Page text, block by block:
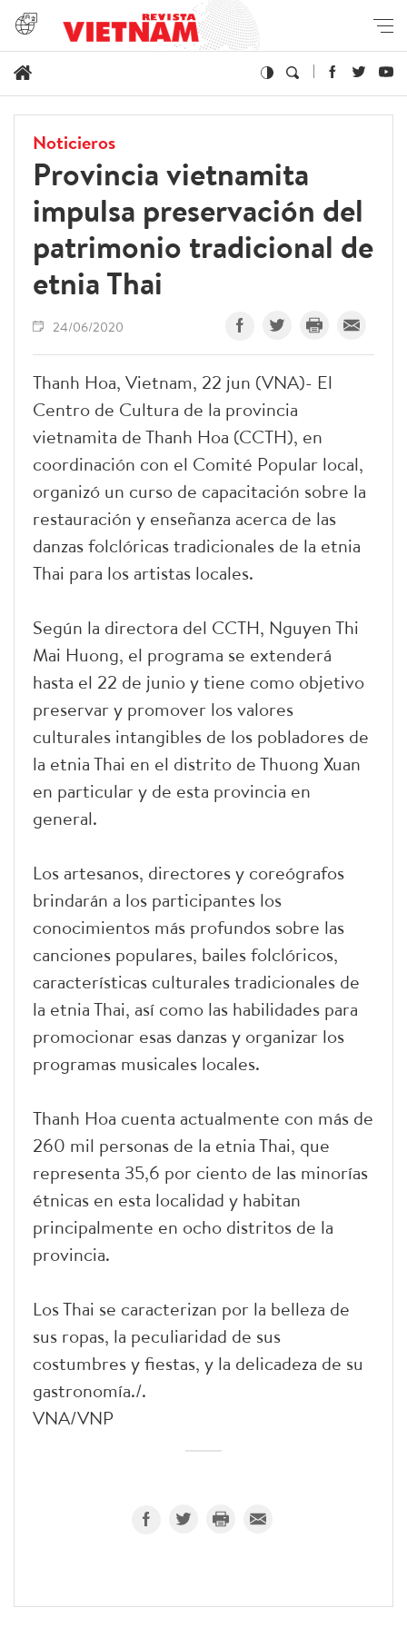
Noticieros
Provincia vietnamita
impulsa preservación del
patrimonio tradicional de
etnia Thai
24/06/2020
Thanh Hoa, Vietnam, 22 jun (VNA)- El
Centro de Cultura de la provincia
vietnamita de Thanh Hoa (CCTH), en
coordinación con el Comité Popular local,
organizó un curso de capacitación sobre la
restauración y enseñanza acerca de las
danzas folclóricas tradicionales de la etnia
Thai para los artistas locales.
Según la directora del CCTH, Nguyen Thi
Mai Huong, el programa se extenderá
hasta el 22 de junio y tiene como objetivo
preservar y promover los valores
culturales intangibles de los pobladores de
la etnia Thai en el distrito de Thuong Xuan
en particular y de esta provincia en
general.
Los artesanos, directores y coreógrafos
brindarán a los participantes los
conocimientos más profundos sobre las
canciones populares, bailes folclóricos,
características culturales tradicionales de
la etnia Thai, así como las habilidades para
promocionar esas danzas y organizar los
programas musicales locales.
Thanh Hoa cuenta actualmente con más de
260 mil personas de la etnia Thai, que
representa 35,6 por ciento de las minorías
étnicas en esta localidad y habitan
principalmente en ocho distritos de la
provincia.
Los Thai se caracterizan por la belleza de
sus ropas, la peculiaridad de sus
costumbres y fiestas, y la delicadeza de su
gastronomía./.
VNA/VNP